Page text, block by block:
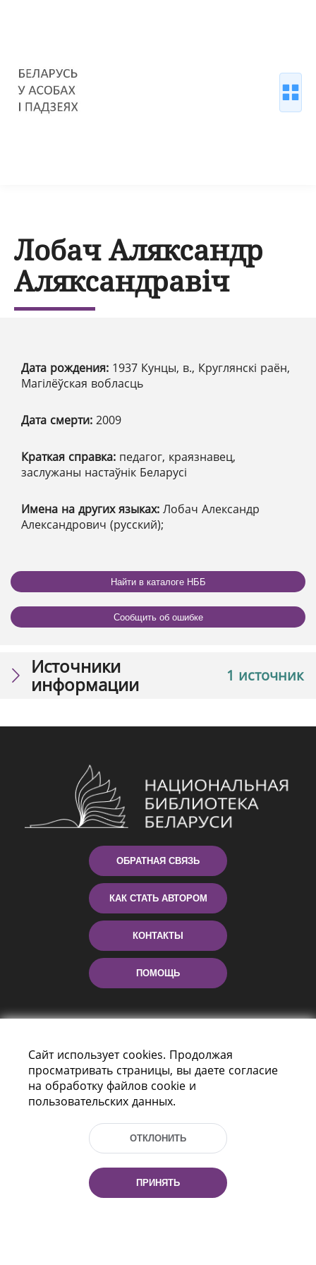
Лобач Аляксандр
Аляксандравіч
Дата рождения: 1937 Кунцы, в., Круглянскі раён,
Магілёўская вобласць
Дата смерти: 2009
Краткая справка: педагог, краязнавец,
заслужаны настаўнік Беларусі
Имена на других языках: Лобач Александр
Александрович (русский);
Найти в каталоге НББ
Сообщить об ошибке
1 источник
Источники
информации
ОБРАТНАЯ СВЯЗЬ
КАК СТАТЬ АВТОРОМ
КОНТАКТЫ
ПОМОЩЬ
Пр-т Независимости 116
г. Минск, Республика Беларусь, 220114
Тел.: (+375 17) 368 37 37, Факс: (+375 17)
Эл. почта: inbox@nlb.by
Сайт использует cookies. Продолжая
просматривать страницы, вы даете согласие
на обработку файлов cookie и
пользовательских данных.
ОТКЛОНИТЬ
ПРИНЯТЬ